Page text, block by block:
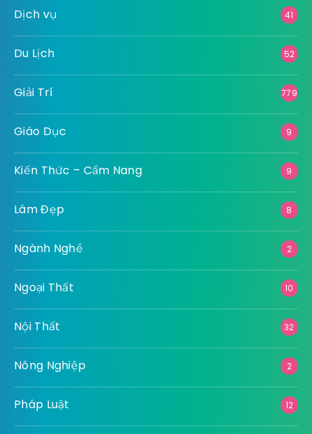
Dịch vụ 41
Du Lịch 52
Giải Trí 779
Giáo Dục 9
Kiến Thức – Cẩm Nang 9
Làm Đẹp 8
Ngành Nghề 2
Ngoại Thất 10
Nội Thất 32
Nông Nghiệp 2
Pháp Luật 12